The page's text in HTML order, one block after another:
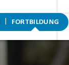
FORTBILDUNG